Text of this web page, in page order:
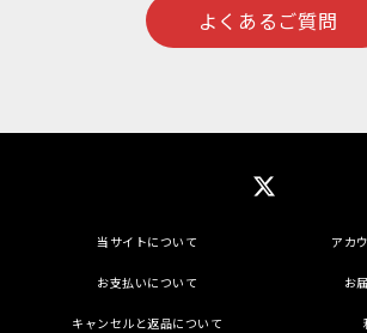
よくあるご質問
当サイトについて アカ
お支払いについて お
キャンセルと返品について